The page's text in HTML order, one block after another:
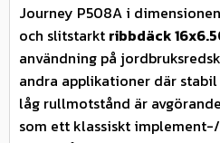
Journey P508A i
och slitstarkt ribbdäck
användning på
andra applikationer där stabil
låg rullmotstånd är
som ett klassiskt